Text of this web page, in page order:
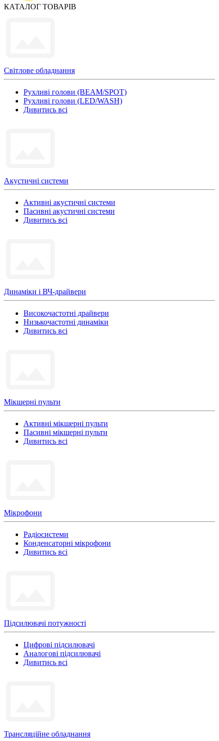
КАТАЛОГ ТОВАРІВ
Світлове обладнання
Рухливі голови (BEAM/SPOT)
Рухливі голови (LED/WASH)
Дивитись всі
Акустичні системи
Активні акустичні системи
Пасивні акустичні системи
Дивитись всі
Динаміки і ВЧ-драйвери
Високочастотні драйвери
Низькочастотні динаміки
Дивитись всі
Мікшерні пульти
Активні мікшерні пульти
Пасивні мікшерні пульти
Дивитись всі
Мікрофони
Радіосистеми
Конденсаторні мікрофони
Дивитись всі
Підсилювачі потужності
Цифрові підсилювачі
Аналогові підсилювачі
Дивитись всі
Трансляційне обладнання